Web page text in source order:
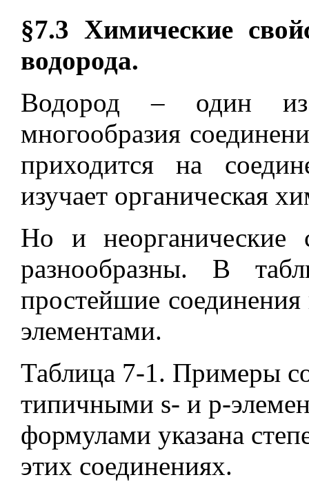
§7.3 Химические
водорода.
Водород– один из
многообразия
приходится на
изучает органическая
Но и неорганические
разнообразны. В
простейшие
элементами.
Таблица 7-1. Примеры
типичными s- и р-
формулами указана
этих соединениях.